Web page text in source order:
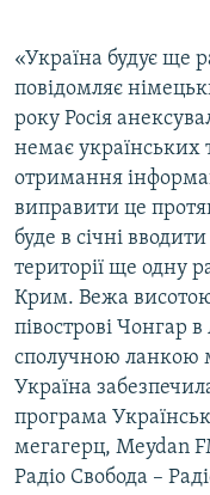
«Україна будує ще
повідомляє
року Росія
немає українських
отримання
виправити це
буде в січні
території ще одну
Крим. Вежа висотою
півострові Чонгар
сполучною ланкою
Україна
програма
мегагерц, Meydan
Радiо Свобода –